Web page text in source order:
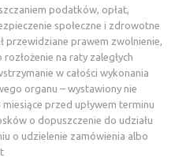
podatków, opłat,
społeczne i zdrowotne
przewidziane prawem zwolnienie,
na raty zaległych
w całości wykonania
organu – wystawiony nie
miesiące przed upływem terminu
o dopuszczenie do udziału
o udzielenie zamówienia albo